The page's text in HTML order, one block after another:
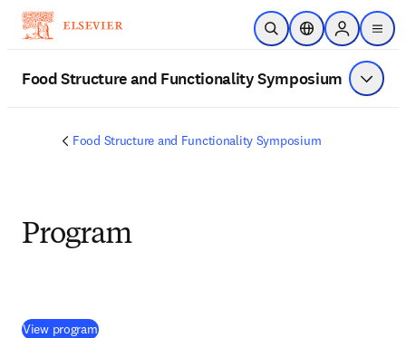
メインのコンテンツにスキップ
検索を開くロケーションセレ
Sign in to
menu
Food Structure and Functionality Symposium メニュ
Food Structure and Functionality Symposium
Program
View program(